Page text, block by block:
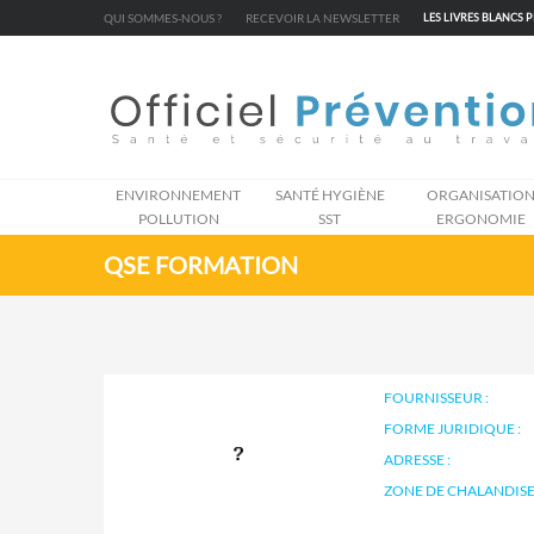
QUI SOMMES-NOUS ? RECEVOIR LA NEWSLETTER LES LIVRES BLANCS
ENVIRONNEMENT
POLLUTION
SANTÉ HYGIÈNE
SST
ORGANISATION
ERGONOMIE
QSE FORMATION
FOURNISSEUR :
FORME JURIDIQUE :
ADRESSE :
ZONE DE
Cookies management panel